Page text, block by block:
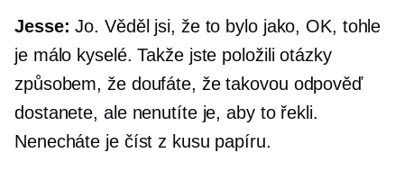
Jesse: Jo. Věděl jsi, že to bylo jako, OK, tohle
je málo kyselé. Takže jste položili otázky
způsobem, že doufáte, že takovou odpověď
dostanete, ale nenutíte je, aby to řekli.
Nenecháte je číst z kusu papíru.